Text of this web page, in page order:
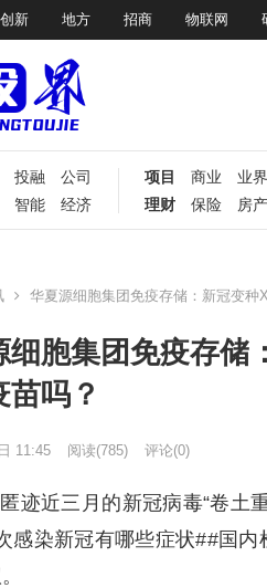
创新 地方 招商 物联网
投融
公司
智能 经济
项目 商业 业界
理财
保险 房产
华夏源细胞集团免疫存储：新冠变种
细胞集团免疫存储
吗？
11:45 阅读(785) 评论(0)
迹近三月的新冠病毒“卷土
感染新冠有哪些症状##国